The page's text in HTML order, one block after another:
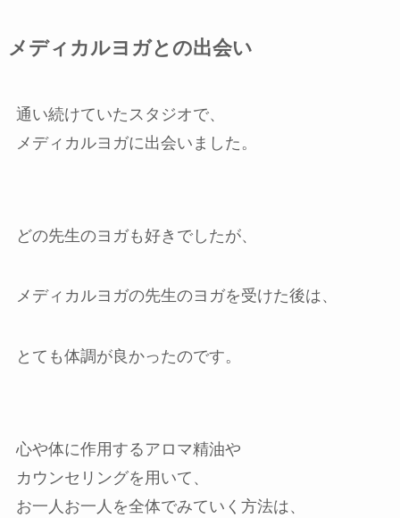
メディカルヨガとの出会い
通い続けていたスタジオで、
メディカルヨガに出会いました。
どの先生のヨガも好きでしたが、
メディカルヨガの先生のヨガを受けた後は、
とても体調が良かったのです。
心や体に作用するアロマ精油や
カウンセリングを用いて、
お一人お一人を全体でみていく方法は、